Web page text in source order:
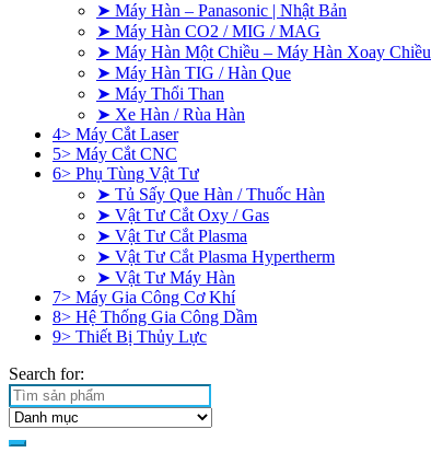
➤ Máy Hàn – Panasonic | Nhật Bản
➤ Máy Hàn CO2 / MIG / MAG
➤ Máy Hàn Một Chiều – Máy Hàn Xoay Chiều
➤ Máy Hàn TIG / Hàn Que
➤ Máy Thổi Than
➤ Xe Hàn / Rùa Hàn
4> Máy Cắt Laser
5> Máy Cắt CNC
6> Phụ Tùng Vật Tư
➤ Tủ Sấy Que Hàn / Thuốc Hàn
➤ Vật Tư Cắt Oxy / Gas
➤ Vật Tư Cắt Plasma
➤ Vật Tư Cắt Plasma Hypertherm
➤ Vật Tư Máy Hàn
7> Máy Gia Công Cơ Khí
8> Hệ Thống Gia Công Dầm
9> Thiết Bị Thủy Lực
Search for: